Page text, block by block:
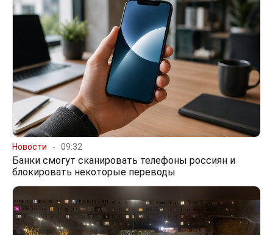
Новости 09:32
Банки смогут сканировать телефоны россиян и
блокировать некоторые переводы